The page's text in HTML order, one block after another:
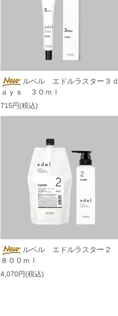
ルベル エドルラスター３ｄ
ａｙｓ ３０ｍｌ
715円(税込)
ルベル エドルラスター２
８００ｍｌ
4,070円(税込)